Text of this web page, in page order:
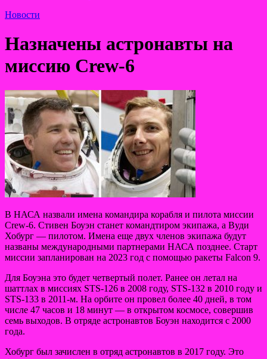
Новости
Назначены астронавты на
миссию Crew-6
В НАСА назвали имена командира корабля и пилота миссии
Crew-6. Стивен Боуэн станет командтиром экипажа, а Вуди
Хобург — пилотом. Имена еще двух членов экипажа будут
названы международными партнерами НАСА позднее. Старт
миссии запланирован на 2023 год с помощью ракеты Falcon 9.
Для Боуэна это будет четвертый полет. Ранее он летал на
шаттлах в миссиях STS-126 в 2008 году, STS-132 в 2010 году и
STS-133 в 2011-м. На орбите он провел более 40 дней, в том
числе 47 часов и 18 минут — в открытом космосе, совершив
семь выходов. В отряде астронавтов Боуэн находится с 2000
года.
Хобург был зачислен в отряд астронавтов в 2017 году. Это